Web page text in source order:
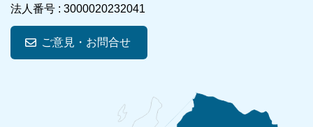
法人番号 : 3000020232041
ご意見・お問合せ